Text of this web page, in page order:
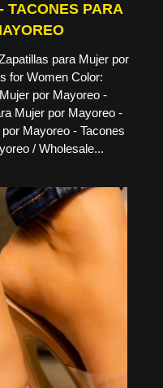
TACONES PARA
para Mujer por
for Women Color:
por Mayoreo -
Mujer por Mayoreo -
Mayoreo - Tacones
/ Wholesale...